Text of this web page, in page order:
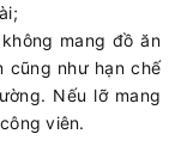
mang đồ ăn
cũng như hạn chế
Nếu lỡ mang
viên.